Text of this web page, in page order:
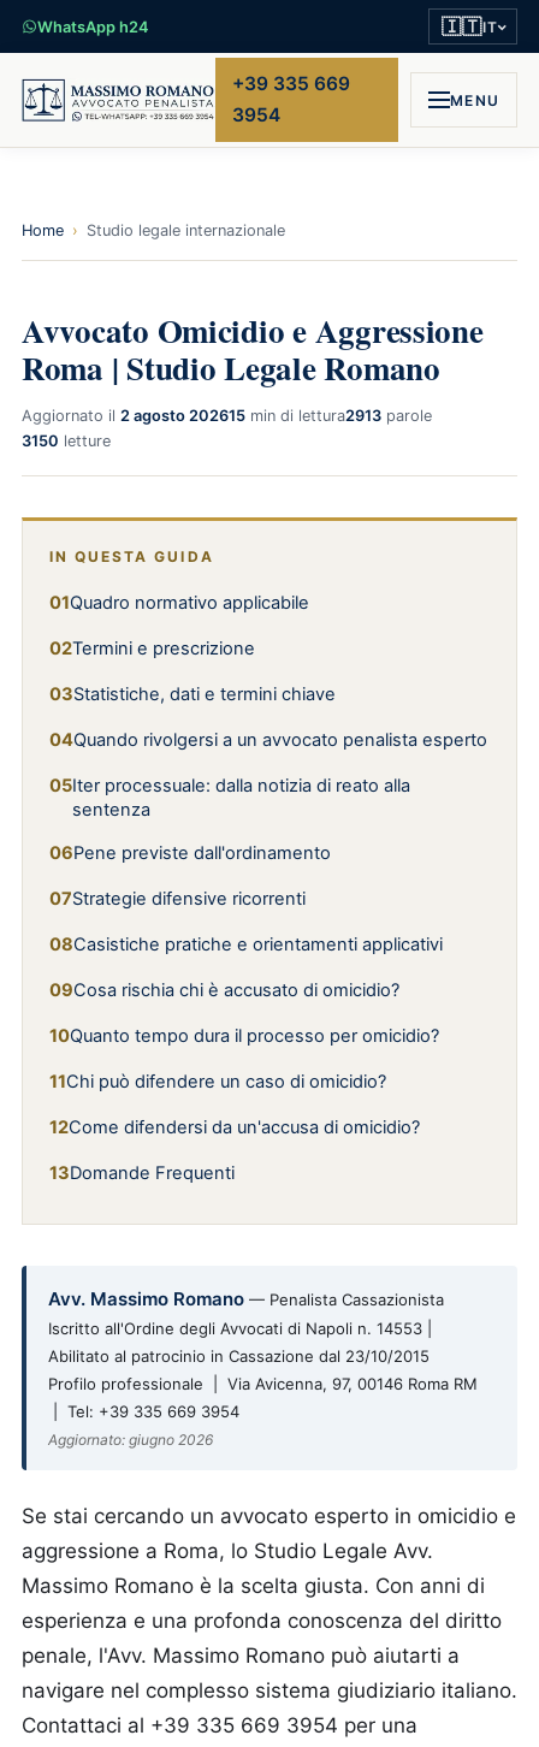
WhatsApp h24 🇮🇹IT
+39 335 669
3954
MENU
Home › Studio legale internazionale
Avvocato Omicidio e Aggressione
Roma | Studio Legale Romano
Aggiornato il 2 agosto 202615 min di lettura2913 parole
3150 letture
IN QUESTA GUIDA
Quadro normativo applicabile
Termini e prescrizione
Statistiche, dati e termini chiave
Quando rivolgersi a un avvocato penalista esperto
Iter processuale: dalla notizia di reato alla
sentenza
Pene previste dall'ordinamento
Strategie difensive ricorrenti
Casistiche pratiche e orientamenti applicativi
Cosa rischia chi è accusato di omicidio?
Quanto tempo dura il processo per omicidio?
Chi può difendere un caso di omicidio?
Come difendersi da un'accusa di omicidio?
Domande Frequenti
Avv. Massimo Romano — Penalista Cassazionista
Iscritto all'Ordine degli Avvocati di Napoli n. 14553 |
Abilitato al patrocinio in Cassazione dal 23/10/2015
Profilo professionale | Via Avicenna, 97, 00146 Roma RM
| Tel: +39 335 669 3954
Aggiornato: giugno 2026
Se stai cercando un avvocato esperto in omicidio e
aggressione a Roma, lo Studio Legale Avv.
Massimo Romano è la scelta giusta. Con anni di
esperienza e una profonda conoscenza del diritto
penale, l'Avv. Massimo Romano può aiutarti a
navigare nel complesso sistema giudiziario italiano.
Contattaci al +39 335 669 3954 per una